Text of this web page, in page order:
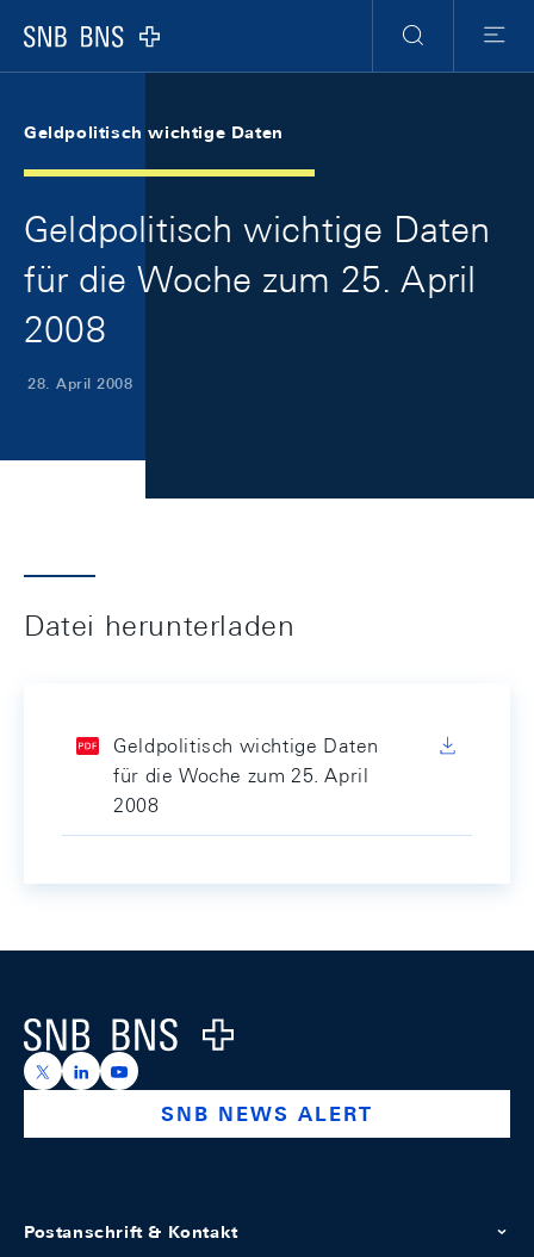
Logo
Suche
Menu
Geldpolitisch wichtige Daten
Geldpolitisch wichtige Daten
für die Woche zum 25. April
2008
28. April 2008
Datei herunterladen
Geldpolitisch wichtige Daten
für die Woche zum 25. April
2008
Logo
https://x.com/snb_bns
https://ch.linkedin.com/company/swiss-national-
https://www.youtube.com/@swissnationalbank
SNB NEWS ALERT
Postanschrift & Kontakt